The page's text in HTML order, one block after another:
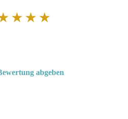
abgeben